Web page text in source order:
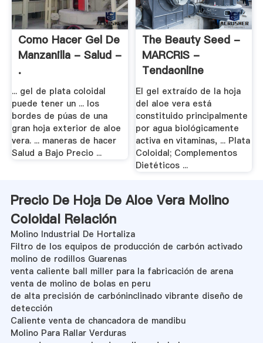
Como Hacer Gel De
Manzanilla - Salud -
.
... gel de plata coloidal
puede tener un ... los
bordes de púas de una
gran hoja exterior de aloe
vera. ... maneras de hacer
Salud a Bajo Precio ...
The Beauty Seed -
MARCRIS -
Tendaonline
El gel extraído de la hoja
del aloe vera está
constituido principalmente
por agua biológicamente
activa en vitaminas, ... Plata
Coloidal; Complementos
Dietéticos ...
Precio De Hoja De Aloe Vera Molino
Coloidal Relación
Molino Industrial De Hortaliza
Filtro de los equipos de producción de carbón activado
molino de rodillos Guarenas
venta caliente ball miller para la fabricación de arena
venta de molino de bolas en peru
de alta precisión de carbóninclinado vibrante diseño de
detección
Caliente venta de chancadora de mandibu
Molino Para Rallar Verduras